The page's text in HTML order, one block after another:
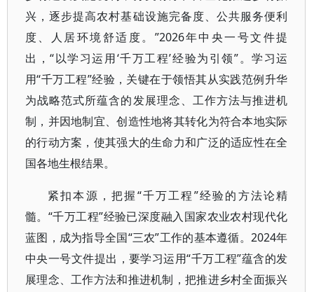
兴，逐步提高农村基础设施完备度、公共服务便利
度、人居环境舒适度。”2026年中央一号文件提
出，“以学习运用‘千万工程’经验为引领”。学习运
用“千万工程”经验，关键在于领悟其从实践范例升华
为战略范式所蕴含的发展理念、工作方法与推进机
制，并因地制宜、创造性地将其转化为符合本地实际
的行动方案，使其强大的生命力和广泛的适应性在全
国各地生根结果。
紧扣本源，把握“千万工程”经验的方法论精
髓。“千万工程”经验已深度融入国家农业农村现代化
蓝图，成为指导全国“三农”工作的基本遵循。2024年
中央一号文件提出，要学习运用“千万工程”蕴含的发
展理念、工作方法和推进机制，把推进乡村全面振兴